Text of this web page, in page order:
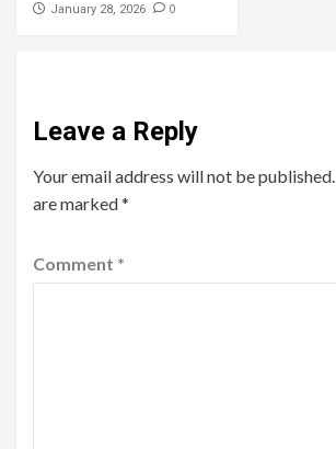
January 28, 2026 0
Leave a Reply
Your email address will not be published.
are marked*
Comment *